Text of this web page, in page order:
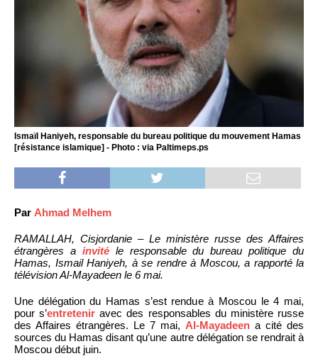
Ismaïl Haniyeh, responsable du bureau politique du mouvement Hamas
[résistance islamique] - Photo : via Paltimeps.ps
Par Ahmad Melhem
RAMALLAH, Cisjordanie – Le ministère russe des Affaires
étrangères a invitéle responsable du bureau politique du
Hamas, Ismail Haniyeh, à se rendre à Moscou, a rapporté la
télévision Al-Mayadeen le 6 mai.
Une délégation du Hamas s’est rendue à Moscou le 4 mai,
pour s’entretenir avec des responsables du ministère russe
des Affaires étrangères. Le 7 mai, Al-Mayadeen a cité des
sources du Hamas disant qu’une autre délégation se rendrait à
Moscou début juin.